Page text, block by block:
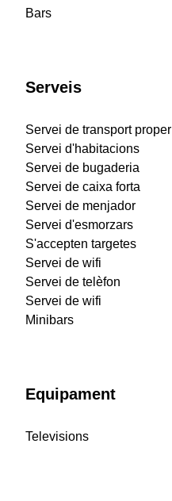
Bars
Serveis
Servei de transport proper
Servei d'habitacions
Servei de bugaderia
Servei de caixa forta
Servei de menjador
Servei d'esmorzars
S'accepten targetes
Servei de wifi
Servei de telèfon
Servei de wifi
Minibars
Equipament
Televisions